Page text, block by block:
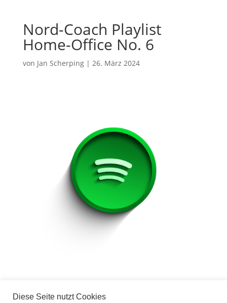
Nord-Coach Playlist
Home-Office No. 6
von Jan Scherping| 26. März 2024
etwas andere Musik hören möchte, kann das mit der
Diese Seite nutzt Cookies